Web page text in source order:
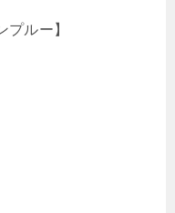
プルー】